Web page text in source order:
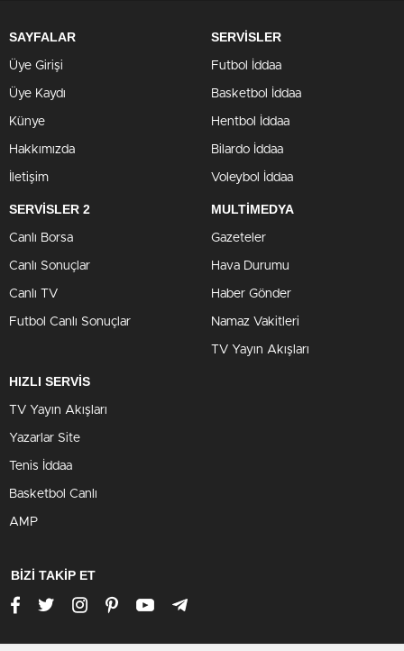
SAYFALAR
Üye Girişi
Üye Kaydı
Künye
Hakkımızda
İletişim
SERVİSLER
Futbol İddaa
Basketbol İddaa
Hentbol İddaa
Bilardo İddaa
Voleybol İddaa
SERVİSLER 2
Canlı Borsa
Canlı Sonuçlar
Canlı TV
Futbol Canlı Sonuçlar
MULTİMEDYA
Gazeteler
Hava Durumu
Haber Gönder
Namaz Vakitleri
TV Yayın Akışları
HIZLI SERVİS
TV Yayın Akışları
Yazarlar Site
Tenis İddaa
Basketbol Canlı
AMP
BİZİ TAKİP ET